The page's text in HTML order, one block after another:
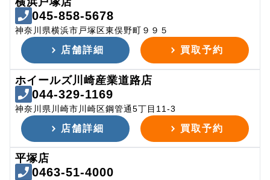
045-858-5678
神奈川県横浜市戸塚区東俣野町９９５
店舗詳細 買取予約
ホイールズ川崎産業道路店
044-329-1169
神奈川県川崎市川崎区鋼管通5丁目11-3
店舗詳細 買取予約
平塚店
0463-51-4000